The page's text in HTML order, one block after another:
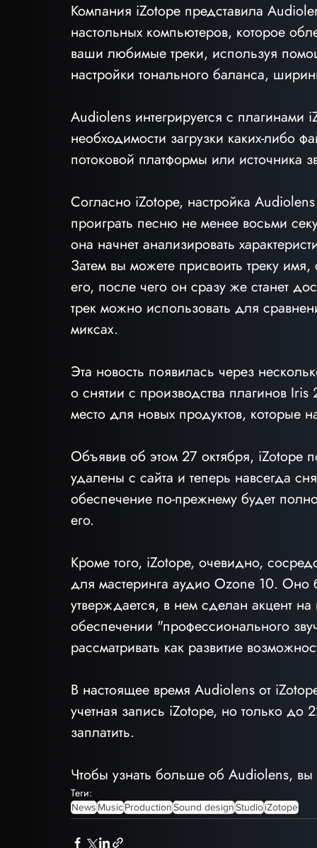
Компания iZotope представила
настольных компьютеров, которое
ваши любимые треки, используя
настройки тонального баланса,
Audiolens интегрируется с
необходимости загрузки каких-либо
потоковой платформы или источника
Согласно iZotope, настройка
проиграть песню не менее восьми
она начнет анализировать
Затем вы можете присвоить треку
его, после чего он сразу же станет
трек можно использовать для
миксах.
Эта новость появилась через
о снятии с производства плагинов
место для новых продуктов, которые
Объявив об этом 27 октября, iZotope
удалены с сайта и теперь навсегда
обеспечение по-прежнему будет
его.
Кроме того, iZotope, очевидно,
для мастеринга аудио Ozone 10.
утверждается, в нем сделан акцент
обеспечении "профессионального
рассматривать как развитие
В настоящее время Audiolens от
учетная запись iZotope, но только
заплатить.
Чтобы узнать больше об Audiolens, вы
Теги:
News MusicProductionSound designStudioiZotope